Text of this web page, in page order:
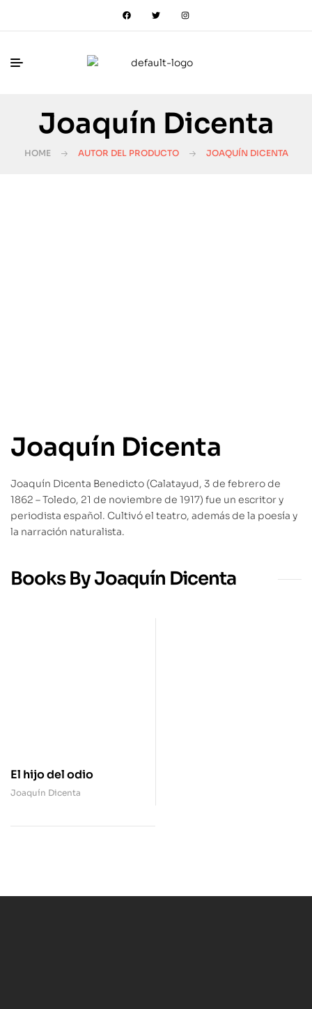
Joaquín Dicenta
HOME AUTOR DEL PRODUCTO JOAQUÍN DICENTA
Joaquín Dicenta
Joaquín Dicenta Benedicto (Calatayud, 3 de febrero de
1862 – Toledo, 21 de noviembre de 1917) fue un escritor y
periodista español. Cultivó el teatro, además de la poesía y
la narración naturalista.
Books By Joaquín Dicenta
El hijo del odio
Joaquín Dicenta